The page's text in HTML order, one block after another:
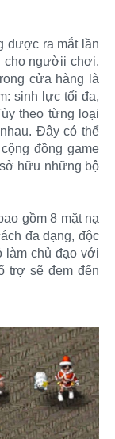
được ra mắt lần
cho ngườii chơi.
cửa hàng là
sinh lực tối đa,
theo từng loại
Đây có thể
đồng game
hữu những bộ
gồm 8 mặt nạ
đa dạng, độc
làm chủ đạo với
trợ sẽ đem đến